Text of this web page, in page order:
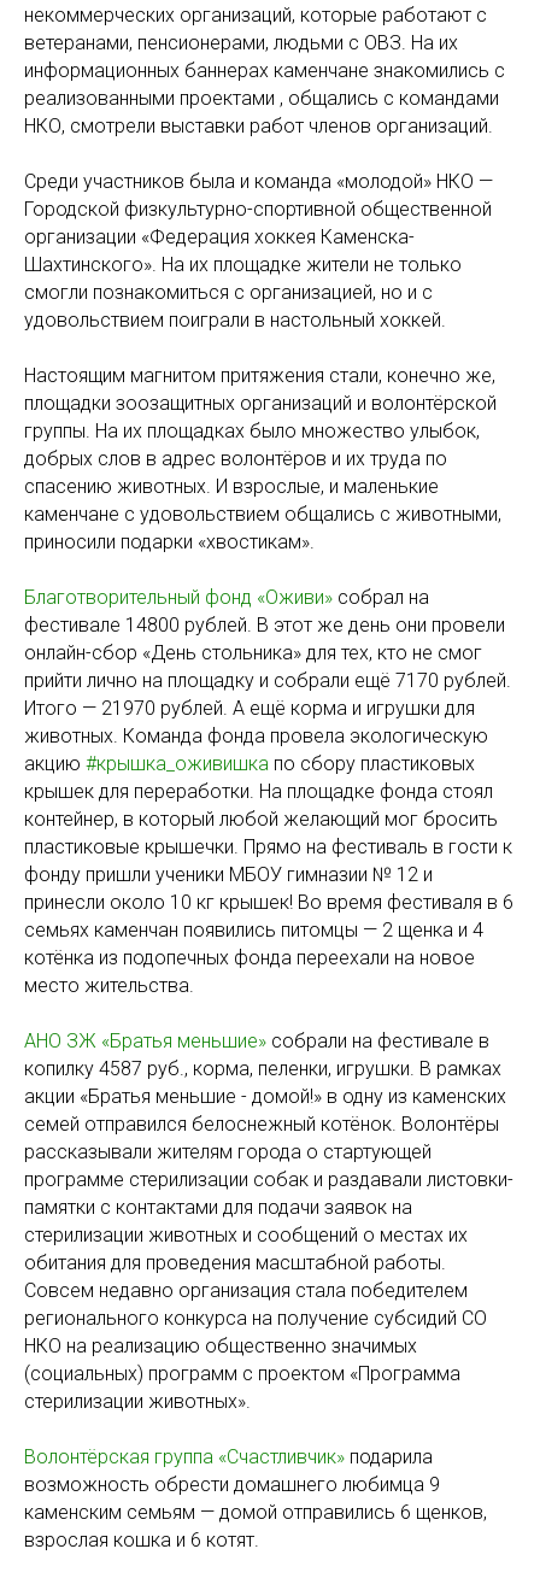
некоммерческих организаций, которые работают с
ветеранами, пенсионерами, людьми с ОВЗ. На их
информационных баннерах каменчане знакомились с
реализованными проектами , общались с командами
НКО, смотрели выставки работ членов организаций.
Среди участников была и команда «молодой» НКО —
Городской физкультурно-спортивной общественной
организации «Федерация хоккея Каменска-
Шахтинского». На их площадке жители не только
смогли познакомиться с организацией, но и с
удовольствием поиграли в настольный хоккей.
Настоящим магнитом притяжения стали, конечно же,
площадки зоозащитных организаций и волонтёрской
группы. На их площадках было множество улыбок,
добрых слов в адрес волонтёров и их труда по
спасению животных. И взрослые, и маленькие
каменчане с удовольствием общались с животными,
приносили подарки «хвостикам».
Благотворительный фонд «Оживи» собрал на
фестивале 14800 рублей. В этот же день они провели
онлайн-сбор «День стольника» для тех, кто не смог
прийти лично на площадку и собрали ещё 7170 рублей.
Итого — 21970 рублей. А ещё корма и игрушки для
животных. Команда фонда провела экологическую
акцию #крышка_оживишка по сбору пластиковых
крышек для переработки. На площадке фонда стоял
контейнер, в который любой желающий мог бросить
пластиковые крышечки. Прямо на фестиваль в гости к
фонду пришли ученики МБОУ гимназии № 12 и
принесли около 10 кг крышек! Во время фестиваля в 6
семьях каменчан появились питомцы — 2 щенка и 4
котёнка из подопечных фонда переехали на новое
место жительства.
АНО ЗЖ «Братья меньшие» собрали на фестивале в
копилку 4587 руб., корма, пеленки, игрушки. В рамках
акции «Братья меньшие - домой!» в одну из каменских
семей отправился белоснежный котёнок. Волонтёры
рассказывали жителям города о стартующей
программе стерилизации собак и раздавали листовки-
памятки с контактами для подачи заявок на
стерилизации животных и сообщений о местах их
обитания для проведения масштабной работы.
Совсем недавно организация стала победителем
регионального конкурса на получение субсидий СО
НКО на реализацию общественно значимых
(социальных) программ с проектом «Программа
стерилизации животных».
Волонтёрская группа «Счастливчик» подарила
возможность обрести домашнего любимца 9
каменским семьям — домой отправились 6 щенков,
взрослая кошка и 6 котят.